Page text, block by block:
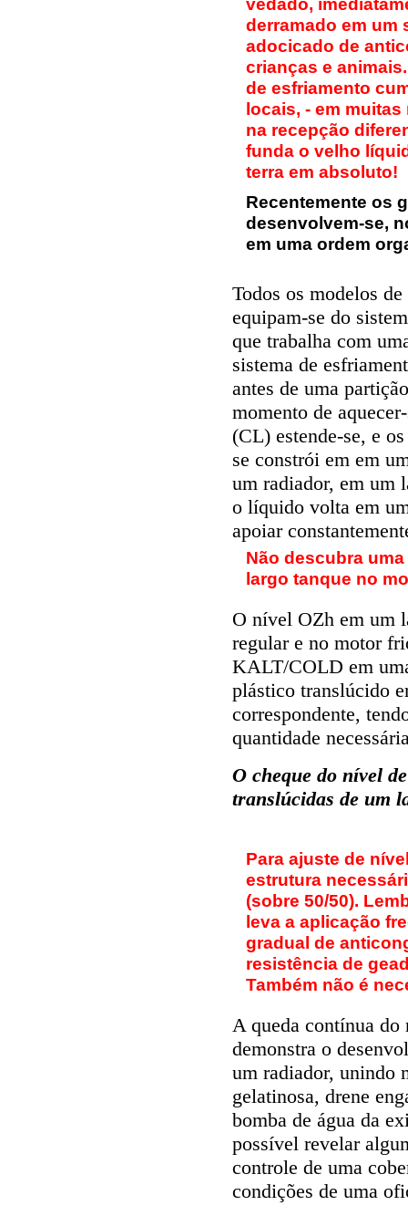
derramado em um
adocicado de
crianças e
de esfriamento
locais, - em
na recepção
funda o velho
terra em absoluto!
Recentemente os
desenvolvem-se,
em uma ordem
Todos os modelos
equipam-se do
que trabalha com
sistema de
antes de uma
momento de
(CL) estende-se, e
se constrói em em
um radiador, em um
o líquido volta em
apoiar
Não descubra
largo tanque no
O nível OZh em um
regular e no motor
KALT/COLD em
plástico translúcido
correspondente,
quantidade
O cheque do nível
translúcidas de um
Para ajuste de
estrutura
(sobre 50/50).
leva a aplicação
gradual de
resistência de
Também não é
A queda contínua
demonstra o
um radiador, unindo
gelatinosa, drene
bomba de água da
possível revelar
controle de uma
condições de uma